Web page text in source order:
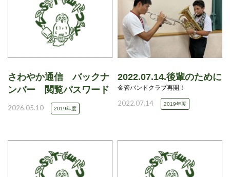
さわやか通信 バックナ
ンバー 閲覧パスワード
2026.05.10 2019年度
2022.07.14.後輩のために
金管バンドクラブ再開！
2022.07.14 2019年度